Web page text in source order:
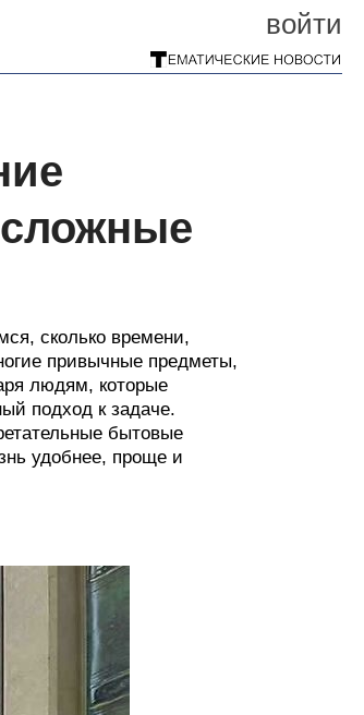
войти
сколько времени,
привычные предметы,
людям, которые
подход к задаче.
бытовые
удобнее, проще и